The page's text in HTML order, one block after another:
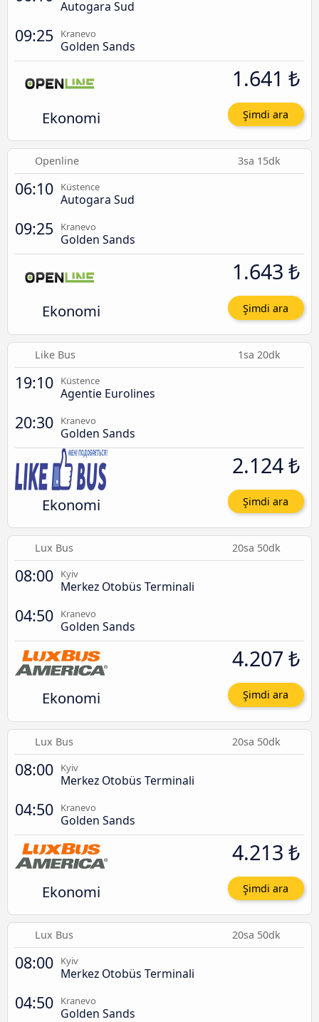
Autogara Sud
09:25 Kranevo
Golden Sands
Ekonomi
1.641 ₺
Şimdi ara
Openline 3sa 15dk
06:10 Küstence
Autogara Sud
09:25 Kranevo
Golden Sands
Ekonomi
1.643 ₺
Şimdi ara
Like Bus 1sa 20dk
19:10 Küstence
Agentie Eurolines
20:30 Kranevo
Golden Sands
Ekonomi
2.124 ₺
Şimdi ara
Lux Bus 20sa 50dk
08:00 Kyiv
Merkez Otobüs Terminali
04:50 Kranevo
Golden Sands
Ekonomi
4.207 ₺
Şimdi ara
Lux Bus 20sa 50dk
08:00 Kyiv
Merkez Otobüs Terminali
04:50 Kranevo
Golden Sands
Ekonomi
4.213 ₺
Şimdi ara
Lux Bus 20sa 50dk
08:00 Kyiv
Merkez Otobüs Terminali
04:50 Kranevo
Golden Sands